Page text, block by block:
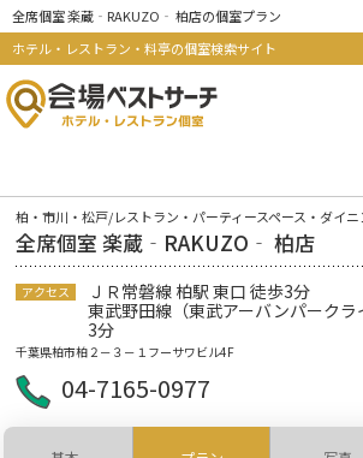
全席個室 楽蔵‐RAKUZO‐ 柏店の個室プラン
ホテル・レストラン・料亭の個室検索サイト
柏・市川・松戸/レストラン・パーティースペース・ダイニ
全席個室 楽蔵‐RAKUZO‐ 柏店
アクセス
ＪＲ常磐線 柏駅 東口 徒歩3分
東武野田線（東武アーバンパークラ
3分
千葉県柏市柏２－３－１フーサワビル4F
04-7165-0977